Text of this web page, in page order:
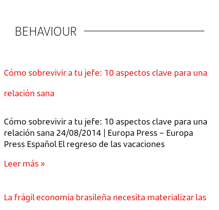
BEHAVIOUR
Cómo sobrevivir a tu jefe: 10 aspectos clave para una
relación sana
Cómo sobrevivir a tu jefe: 10 aspectos clave para una
relación sana 24/08/2014 | Europa Press – Europa
Press Español El regreso de las vacaciones
Leer más »
La frágil economía brasileña necesita materializar las